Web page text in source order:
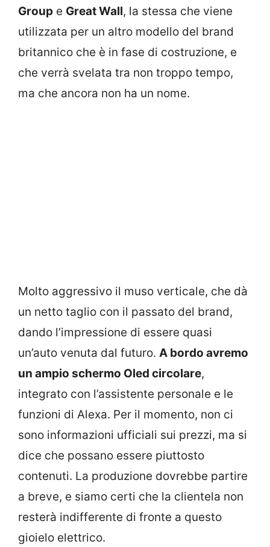
Group e Great Wall, la stessa che viene
utilizzata per un altro modello del brand
britannico che è in fase di costruzione, e
che verrà svelata tra non troppo tempo,
ma che ancora non ha un nome.
Molto aggressivo il muso verticale, che dà
un netto taglio con il passato del brand,
dando l’impressione di essere quasi
un’auto venuta dal futuro. A bordo avremo
un ampio schermo Oled circolare,
integrato con l’assistente personale e le
funzioni di Alexa. Per il momento, non ci
sono informazioni ufficiali sui prezzi, ma si
dice che possano essere piuttosto
contenuti. La produzione dovrebbe partire
a breve, e siamo certi che la clientela non
resterà indifferente di fronte a questo
gioielo elettrico.